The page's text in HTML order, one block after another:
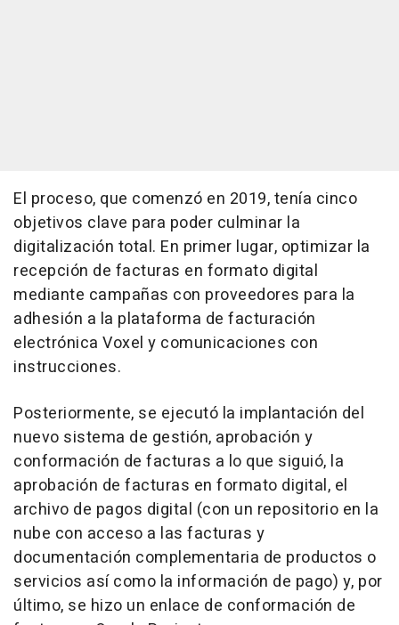
El proceso, que comenzó en 2019, tenía cinco
objetivos clave para poder culminar la
digitalización total. En primer lugar, optimizar la
recepción de facturas en formato digital
mediante campañas con proveedores para la
adhesión a la plataforma de facturación
electrónica Voxel y comunicaciones con
instrucciones.
Posteriormente, se ejecutó la implantación del
nuevo sistema de gestión, aprobación y
conformación de facturas a lo que siguió, la
aprobación de facturas en formato digital, el
archivo de pagos digital (con un repositorio en la
nube con acceso a las facturas y
documentación complementaria de productos o
servicios así como la información de pago) y, por
último, se hizo un enlace de conformación de